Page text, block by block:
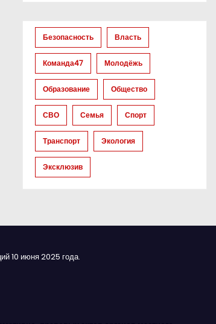
Безопасность Власть
Команда47 Молодёжь
Образование Общество
СВО Семья Спорт
Транспорт Экология
Эксклюзив
10 июня 2025 года.